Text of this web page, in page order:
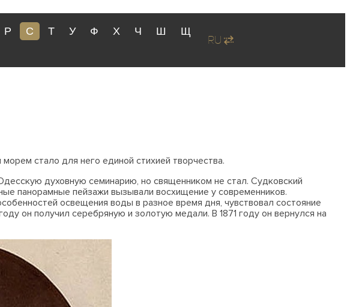
Р С Т У Ф Х Ч Ш
Щ
RU
стало для него единой стихией творчества.
духовную семинарию, но священником не стал. Судковский
панорамные пейзажи вызывали восхищение у современников.
освещения воды в разное время дня, чувствовал состояние
он получил серебряную и золотую медали. В 1871 году он вернулся на